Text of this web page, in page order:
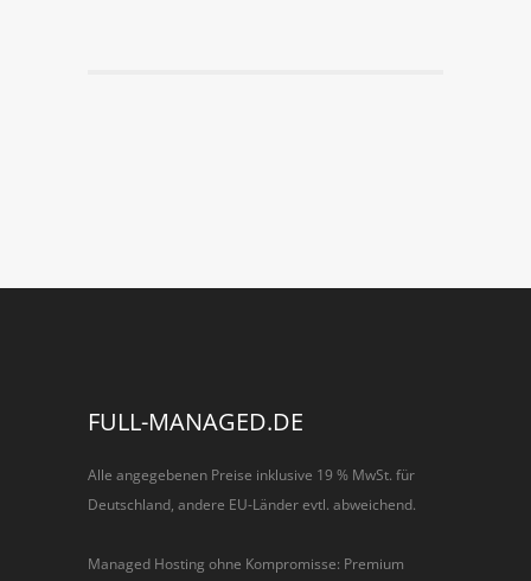
FULL-MANAGED.DE
Alle angegebenen Preise inklusive 19 % MwSt. für
Deutschland, andere EU-Länder evtl. abweichend.
Managed Hosting ohne Kompromisse: Premium